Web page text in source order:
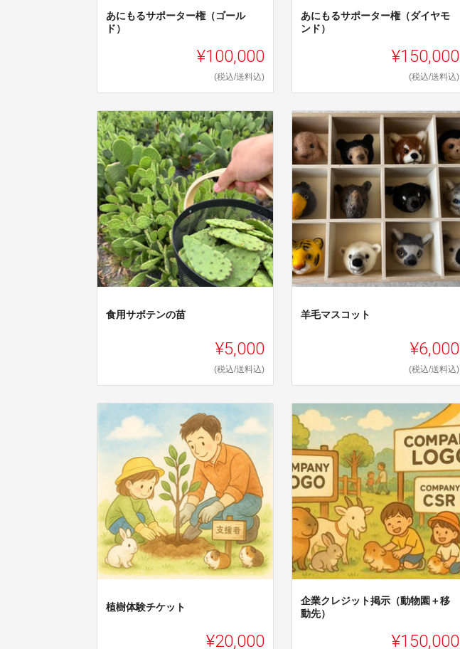
あにもるサポーター権（ゴール
ド）
¥100,000
(税込/送料込)
あにもるサポーター権（ダイヤモ
ンド）
¥150,000
(税込/送料込)
食用サボテンの苗
¥5,000
(税込/送料込)
羊毛マスコット
¥6,000
(税込/送料込)
植樹体験チケット
¥20,000
企業クレジット掲示（動物園＋移
動先）
¥150,000